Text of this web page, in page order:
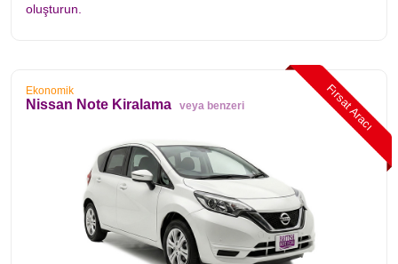
oluşturun.
Fırsat Aracı
Ekonomik
Nissan Note Kiralama veya benzeri